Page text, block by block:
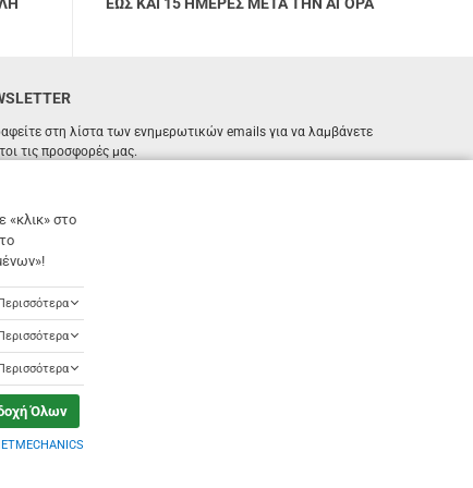
στη λίστα των ενημερωτικών emails για να λαμβάνετε
τις προσφορές μας.
Email
Έχω διαβάσει κι αποδέχομαι τους
«κλικ» στο
Όλων